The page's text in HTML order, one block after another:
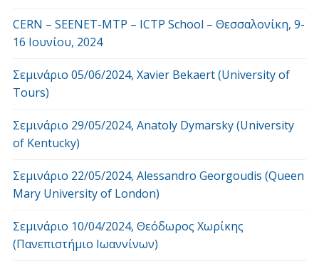
CERN – SEENET-MTP – ICTP School – Θεσσαλονίκη, 9-
16 Ιουνίου, 2024
Σεμινάριο 05/06/2024, Xavier Bekaert (University of
Tours)
Σεμινάριο 29/05/2024, Anatoly Dymarsky (University
of Kentucky)
Σεμινάριο 22/05/2024, Alessandro Georgoudis (Queen
Mary University of London)
Σεμινάριο 10/04/2024, Θεόδωρος Χωρίκης
(Πανεπιστήμιο Ιωαννίνων)